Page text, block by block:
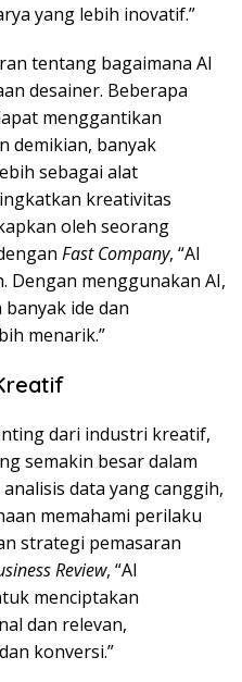
yang lebih inovatif.”
tentang bagaimana AI
desainer. Beberapa
menggantikan
demikian, banyak
sebagai alat
kreativitas
oleh seorang
Fast Company, “AI
Dengan menggunakan AI,
ide dan
menarik.”
dari industri kreatif,
semakin besar dalam
data yang canggih,
memahami perilaku
strategi pemasaran
Review, “AI
menciptakan
dan relevan,
konversi.”